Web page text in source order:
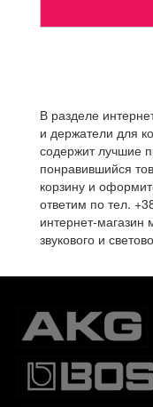
В разделе
и держатели для
содержит лучшие
понравившийся
корзину и
ответим по тел.
интернет-магазин
звукового и